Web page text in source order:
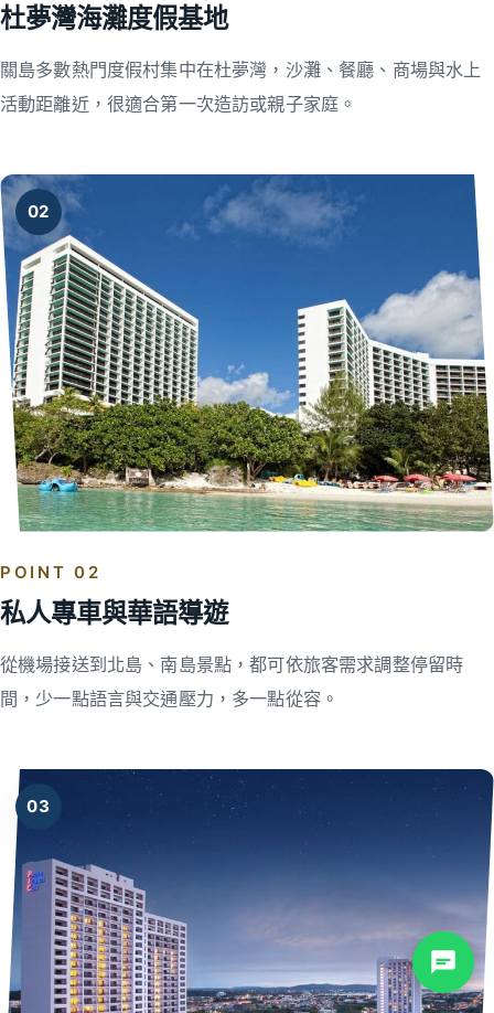
杜夢灣海灘度假基地
關島多數熱門度假村集中在杜夢灣，沙灘、餐廳、商場與水上
活動距離近，很適合第一次造訪或親子家庭。
02
POINT 02
私人專車與華語導遊
從機場接送到北島、南島景點，都可依旅客需求調整停留時
間，少一點語言與交通壓力，多一點從容。
03